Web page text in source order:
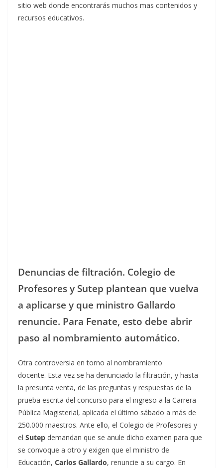
sitio web donde encontrarás muchos mas contenidos y
recursos educativos.
Denuncias de filtración. Colegio de
Profesores y Sutep plantean que vuelva
a aplicarse y que ministro Gallardo
renuncie. Para Fenate, esto debe abrir
paso al nombramiento automático.
Otra controversia en torno al nombramiento
docente. Esta vez se ha denunciado la filtración, y hasta
la presunta venta, de las preguntas y respuestas de la
prueba escrita del concurso para el ingreso a la Carrera
Pública Magisterial, aplicada el último sábado a más de
250.000 maestros. Ante ello, el Colegio de Profesores y
el Sutep demandan que se anule dicho examen para que
se convoque a otro y exigen que el ministro de
Educación, Carlos Gallardo, renuncie a su cargo. En